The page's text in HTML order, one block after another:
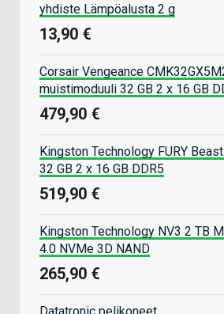
yhdiste Lämpöalusta 2 g
13,90 €
Corsair Vengeance
muistimoduuli 32 GB 2 x 16 GB
479,90 €
Kingston Technology FURY
32 GB 2 x 16 GB DDR5
519,90 €
Kingston Technology NV3 2 TB
4.0 NVMe 3D NAND
265,90 €